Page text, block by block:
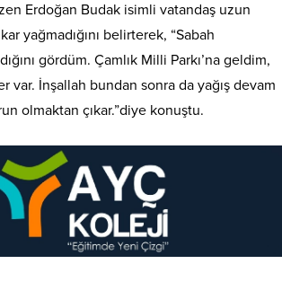
Erdoğan Budak isimli vatandaş uzun
yağmadığını belirterek, “Sabah
gördüm. Çamlık Milli Parkı’na geldim,
var. İnşallah bundan sonra da yağış devam
olmaktan çıkar.”diye konuştu.